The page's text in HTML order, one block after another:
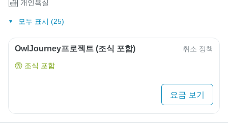
개인욕실
모두 표시 (25)
OwlJourney프로젝트 (조식 포함) 취소 정책
조식 포함
요금 보기